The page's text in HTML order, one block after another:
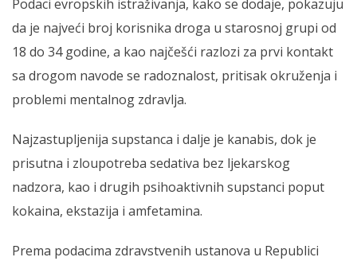
Podaci evropskih istraživanja, kako se dodaje, pokazuju
da je najveći broj korisnika droga u starosnoj grupi od
18 do 34 godine, a kao najčešći razlozi za prvi kontakt
sa drogom navode se radoznalost, pritisak okruženja i
problemi mentalnog zdravlja.
Najzastupljenija supstanca i dalje je kanabis, dok je
prisutna i zloupotreba sedativa bez ljekarskog
nadzora, kao i drugih psihoaktivnih supstanci poput
kokaina, ekstazija i amfetamina.
Prema podacima zdravstvenih ustanova u Republici